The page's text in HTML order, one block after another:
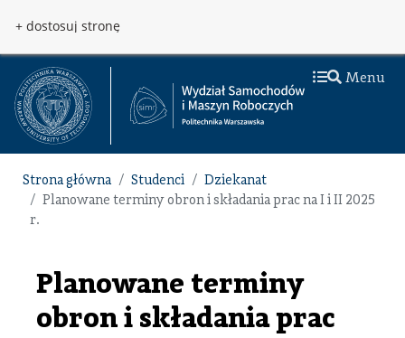
+ dostosuj stronę
Menu
Strona główna Studenci
Dziekanat
Planowane terminy obron i składania prac na I i II 2025
r.
Planowane terminy
obron i składania prac